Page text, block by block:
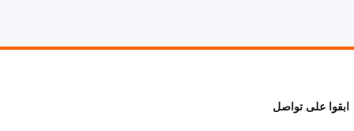
ابقوا على تواصل